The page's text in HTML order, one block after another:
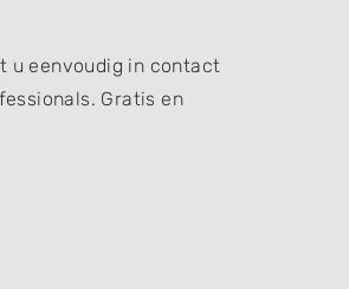
u eenvoudig in contact
Gratis en